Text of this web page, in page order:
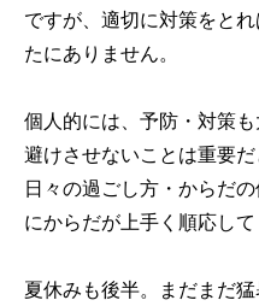
ですが、適切に対策をと
たにありません。
個人的には、予防・対策
避けさせないことは重要だ
日々の過ごし方・からだ
にからだが上手く順応して
夏休みも後半。まだまだ猛